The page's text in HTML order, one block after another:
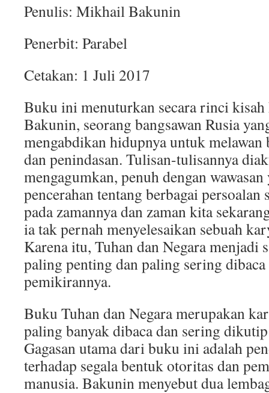
Penulis: Mikhail Bakunin
Penerbit: Parabel
Cetakan: 1 Juli 2017
Buku ini menuturkan secara rinci
Bakunin, seorang bangsawan Rusia
mengabdikan hidupnya untuk
dan penindasan. Tulisan-tulisannya
mengagumkan, penuh dengan
pencerahan tentang berbagai
pada zamannya dan zaman kita
ia tak pernah menyelesaikan sebuah
Karena itu, Tuhan dan Negara menjadi
paling penting dan paling sering
pemikirannya.
Buku Tuhan dan Negara merupakan
paling banyak dibaca dan sering
Gagasan utama dari buku ini adalah
terhadap segala bentuk otoritas dan
manusia. Bakunin menyebut dua